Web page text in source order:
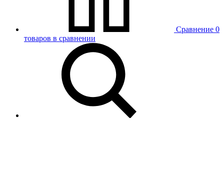
Сравнение 0
товаров в сравнении